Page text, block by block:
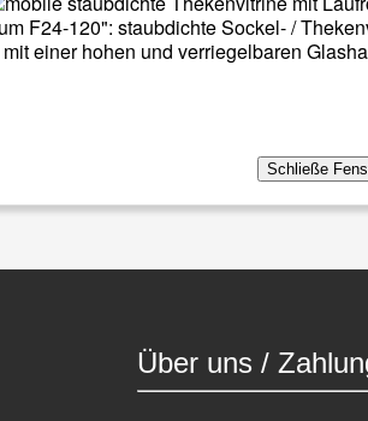
F24-120": staubdichte Sockel- /
mit einer hohen und verriegelbaren
Über uns /